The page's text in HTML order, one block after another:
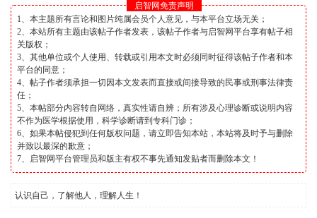
启智网免责声明
1、本主题所有言论和图片纯属会员个人意见，与本平台立场无关；
2、本站所有主题由该帖子作者发表，该帖子作者与启智网平台享有帖子相
关版权；
3、其他单位或个人使用、转载或引用本文时必须同时征得该帖子作者和本
平台的同意；
4、帖子作者须承担一切因本文发表而直接或间接导致的民事或刑事法律责
任；
5、本帖部分内容转自网络，真实性请自辨；所有涉及心理诊断或说明内容
不作为医学根据使用，科学诊断请到专科门诊；
6、如果本帖侵犯到任何版权问题，请立即告知本站，本站将及时予与删除
并致以最深的歉意；
7、启智网平台管理员和版主有权不事先通知发贴者而删除本文！
认识自己，了解他人，理解人生！